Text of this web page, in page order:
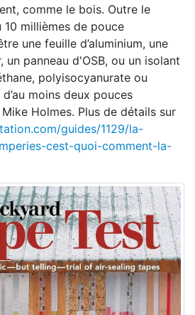
comme le bois. Outre le
millièmes de pouce
une feuille d’aluminium, une
un panneau d'OSB, ou un isolant
polyisocyanurate ou
moins deux pouces
Mike Holmes. Plus de détails sur
guides/1129/la-
cest-quoi-comment-la-